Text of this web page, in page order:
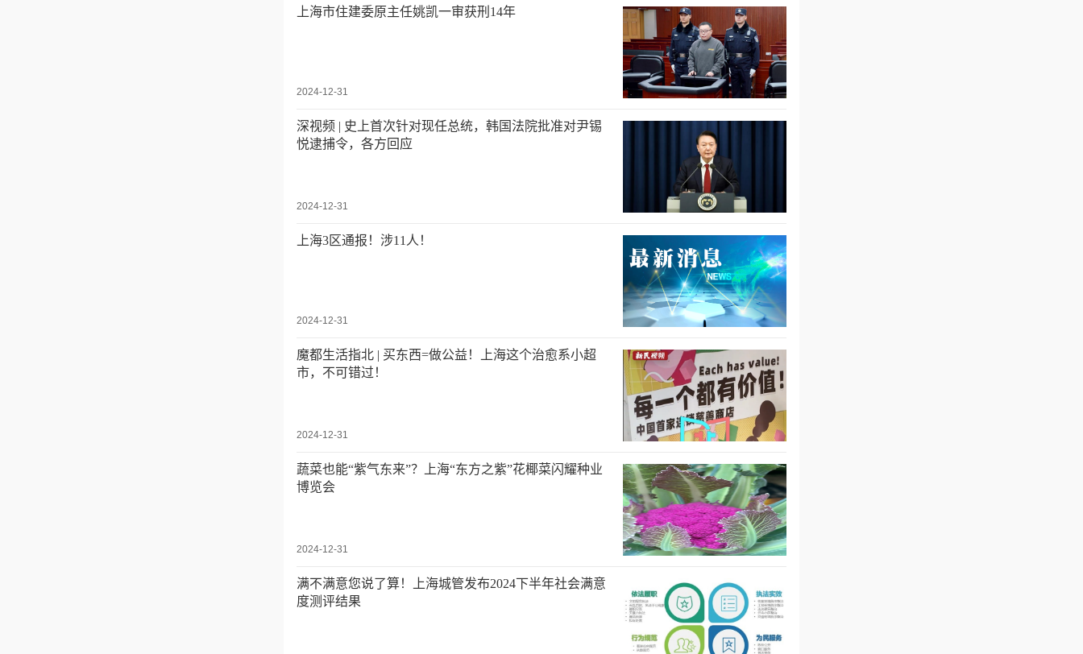
上海市住建委原主任姚凯一审获刑14年
2024-12-31
深视频 | 史上首次针对现任总统，韩国法院批准对尹锡
悦逮捕令，各方回应
2024-12-31
上海3区通报！涉11人！
2024-12-31
魔都生活指北 | 买东西=做公益！上海这个治愈系小超
市，不可错过！
2024-12-31
蔬菜也能“紫气东来”？上海“东方之紫”花椰菜闪耀种业
博览会
2024-12-31
满不满意您说了算！上海城管发布2024下半年社会满意
度测评结果